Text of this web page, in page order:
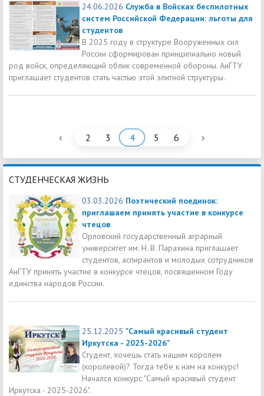
24.06.2026 Служба в Войсках беспилотных
систем Российской Федерации: льготы для
студентов
В 2025 году в структуре Вооруженных сил
России сформирован принципиально новый
род войск, определяющий облик современной обороны. АнГТУ
приглашает студентов стать частью этой элитной структуры.
‹ 2 3 4 5 6 ›
СТУДЕНЧЕСКАЯ ЖИЗНЬ
03.03.2026 Поэтический поединок:
приглашаем принять участие в конкурсе
чтецов
Орловский государственный аграрный
университет им. Н. В. Парахина приглашает
студентов, аспирантов и молодых сотрудников
АнГТУ принять участие в конкурсе чтецов, посвященном Году
единства народов России.
25.12.2025 "Самый красивый студент
Иркутска - 2025-2026"
Студент, хочешь стать нашим королем
(королевой)? Тогда тебе к нам на конкурс!
Начался конкурс "Самый красивый студент
Иркутска - 2025-2026".